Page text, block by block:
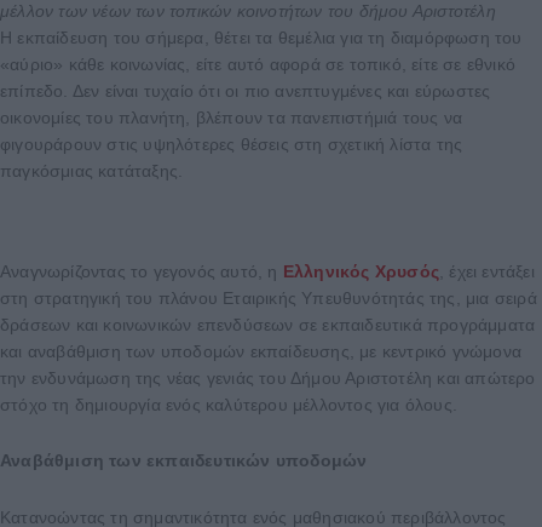
μέλλον των νέων των τοπικών κοινοτήτων του δήμου Αριστοτέλη
Η εκπαίδευση του σήμερα, θέτει τα θεμέλια για τη διαμόρφωση του
«αύριο» κάθε κοινωνίας, είτε αυτό αφορά σε τοπικό, είτε σε εθνικό
επίπεδο. Δεν είναι τυχαίο ότι οι πιο ανεπτυγμένες και εύρωστες
οικονομίες του πλανήτη, βλέπουν τα πανεπιστήμιά τους να
φιγουράρουν στις υψηλότερες θέσεις στη σχετική λίστα της
παγκόσμιας κατάταξης.
Αναγνωρίζοντας το γεγονός αυτό, η Ελληνικός Χρυσός , έχει εντάξει
στη στρατηγική του πλάνου Εταιρικής Υπευθυνότητάς της, μια σειρά
δράσεων και κοινωνικών επενδύσεων σε εκπαιδευτικά προγράμματα
και αναβάθμιση των υποδομών εκπαίδευσης, με κεντρικό γνώμονα
την ενδυνάμωση της νέας γενιάς του Δήμου Αριστοτέλη και απώτερο
στόχο τη δημιουργία ενός καλύτερου μέλλοντος για όλους.
Αναβάθμιση των εκπαιδευτικών υποδομών
Κατανοώντας τη σημαντικότητα ενός μαθησιακού περιβάλλοντος